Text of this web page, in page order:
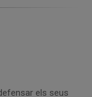
els seus